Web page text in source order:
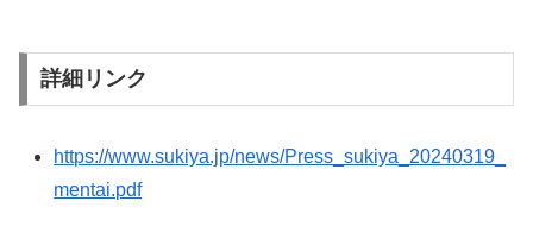
詳細リンク
https://www.sukiya.jp/news/Press_sukiya_20240319_
mentai.pdf